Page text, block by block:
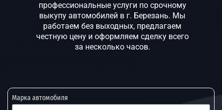
профессиональные услуги по срочному
выкупу автомобилей в г. Березань. Мы
работаем без выходных, предлагаем
честную цену и оформляем сделку всего
за несколько часов.
Марка автомобиля